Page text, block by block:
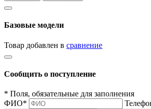
Базовые модели
Товар добавлен в сравнение
Сообщить о поступление
* Поля, обязательные для заполнения
ФИО*